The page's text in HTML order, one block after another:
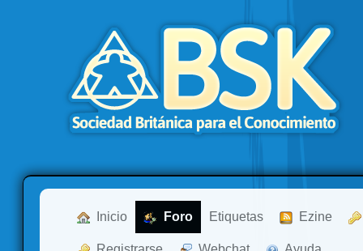
Inicio Foro Etiquetas Ezine